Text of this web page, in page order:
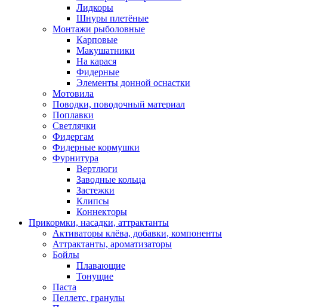
Лидкоры
Шнуры плетёные
Монтажи рыболовные
Карповые
Макушатники
На карася
Фидерные
Элементы донной оснастки
Мотовила
Поводки, поводочный материал
Поплавки
Светлячки
Фидергам
Фидерные кормушки
Фурнитура
Вертлюги
Заводные кольца
Застежки
Клипсы
Коннекторы
Прикормки, насадки, аттрактанты
Активаторы клёва, добавки, компоненты
Аттрактанты, ароматизаторы
Бойлы
Плавающие
Тонущие
Паста
Пеллетс, гранулы